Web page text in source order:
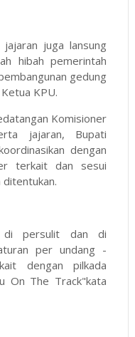
juga lansung
hibah pemerintah
gedung
KPU.
Komisioner
jajaran, Bupati
dengan
terkait dan sesui
di persulit dan di
per undang -
dengan pilkada
On The Track"kata